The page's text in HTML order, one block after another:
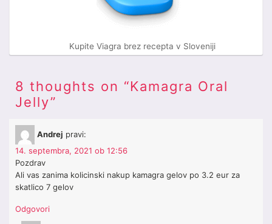
Kupite Viagra brez recepta v Sloveniji
8 thoughts on “Kamagra Oral
Jelly”
Andrej pravi:
14. septembra, 2021 ob 12:56
Pozdrav
Ali vas zanima kolicinski nakup kamagra gelov po 3.2 eur za
skatlico 7 gelov
Odgovori